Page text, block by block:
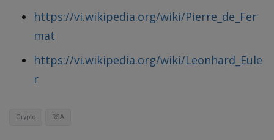
https://vi.wikipedia.org/wiki/Pierre_de_Fer
mat
https://vi.wikipedia.org/wiki/Leonhard_Eule
r
Crypto RSA